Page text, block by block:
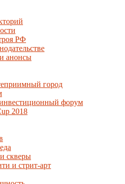
РФ
анонсы
город
форум
2018
скверы
и стрит-арт